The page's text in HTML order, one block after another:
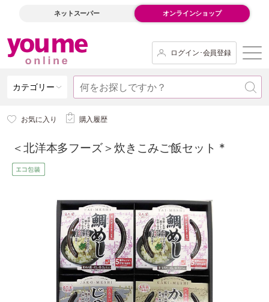
ネットスーパー オンラインショップ
ログイン･会員登録
カテゴリー
お気に入り 購入履歴
＜北洋本多フーズ＞炊きこみご飯セット *